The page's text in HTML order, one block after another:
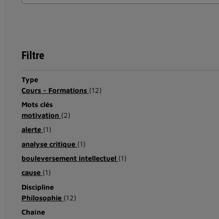
Filtre
Type
Cours - Formations (12)
Mots clés
motivation (2)
alerte (1)
analyse critique (1)
bouleversement intellectuel (1)
cause (1)
Discipline
Philosophie (12)
Chaîne